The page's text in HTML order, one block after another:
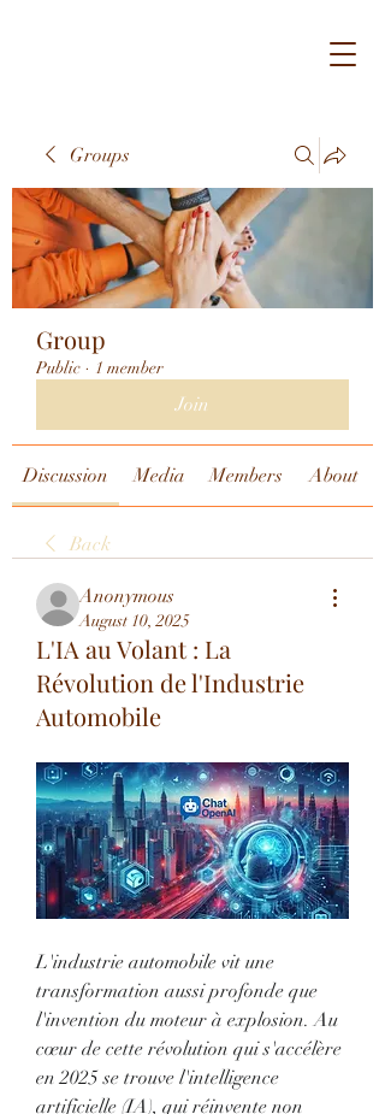
Groups
Group
Public · 1 member
Join
Discussion Media Members About
Back
Anonymous
August 10, 2025
L'IA au Volant : La
Révolution de l'Industrie
Automobile
L'industrie automobile vit une
transformation aussi profonde que
l'invention du moteur à explosion. Au
cœur de cette révolution qui s'accélère
en 2025 se trouve l'intelligence
artificielle (IA), qui réinvente non